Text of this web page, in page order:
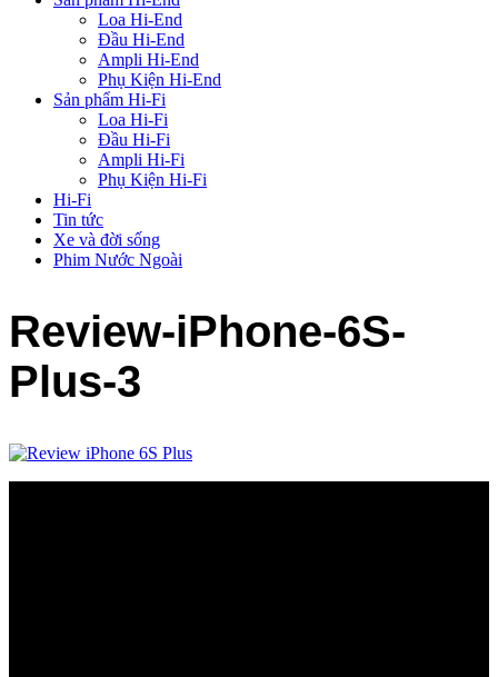
Loa Hi-End
Đầu Hi-End
Ampli Hi-End
Phụ Kiện Hi-End
Sản phẩm Hi-Fi
Loa Hi-Fi
Đầu Hi-Fi
Ampli Hi-Fi
Phụ Kiện Hi-Fi
Hi-Fi
Tin tức
Xe và đời sống
Phim Nước Ngoài
Review-iPhone-6S-
Plus-3